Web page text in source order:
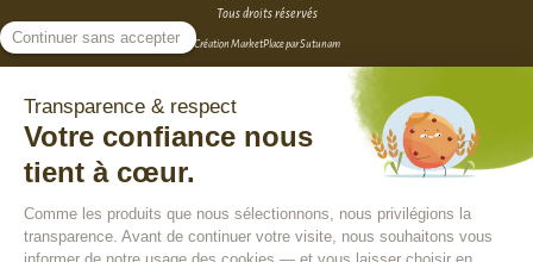
Tous droits réservés
Création MarketPlace par Sutunam
ACCÈS VENDEURS
CONTACTEZ-NOUS